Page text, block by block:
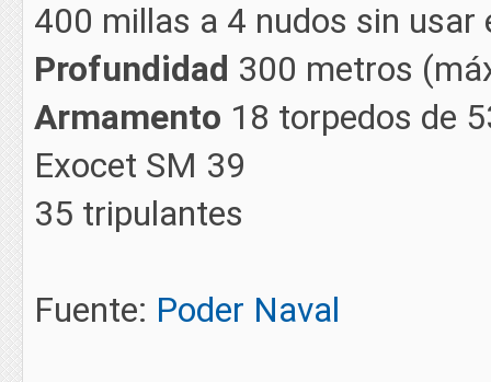
400 millas a 4 nudos sin usar
Profundidad 300 metros
Armamento 18 torpedos de
Exocet SM 39
35 tripulantes
Fuente: Poder Naval